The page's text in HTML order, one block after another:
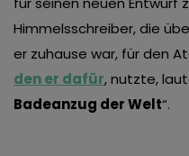
Himmelsschreiber, die
er zuhause war, für den
den er dafür, nutzte,
Badeanzug der Welt“.